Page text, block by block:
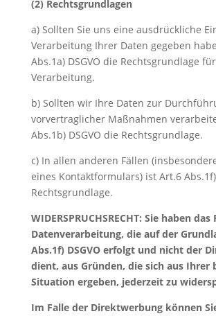
(2) Rechtsgrundlagen
a) Sollten Sie uns eine ausdrückliche
Verarbeitung Ihrer Daten gegeben
Abs.1a) DSGVO die Rechtsgrundlage
Verarbeitung.
b) Sollten wir Ihre Daten zur
vorvertraglicher Maßnahmen
Abs.1b) DSGVO die Rechtsgrundlage.
c) In allen anderen Fällen
eines Kontaktformulars) ist Art.6 Abs.1f)
Rechtsgrundlage.
WIDERSPRUCHSRECHT: Sie haben
Datenverarbeitung, die auf der
Abs.1f) DSGVO erfolgt und nicht der
dient, aus Gründen, die sich aus Ihrer
Situation ergeben, jederzeit zu
Im Falle der Direktwerbung können